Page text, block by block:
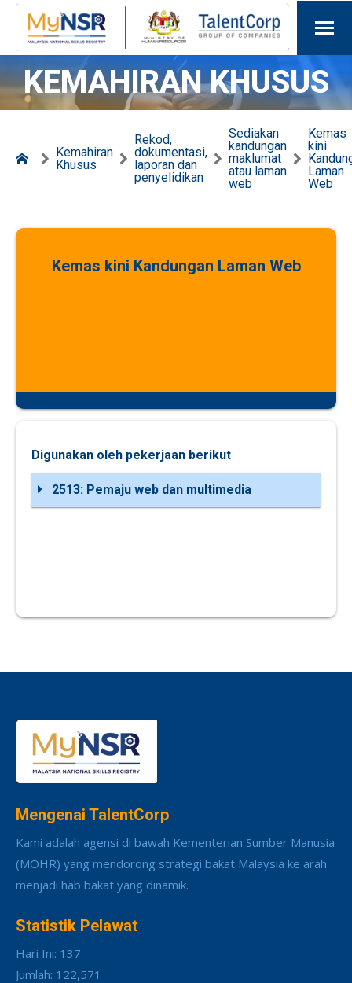
KEMAHIRAN KHUSUS
Kemahiran
Khusus
Rekod,
dokumentasi,
laporan dan
penyelidikan
Sediakan
kandungan
maklumat
atau laman
web
Kemas
kini
Laman
Web
Kemas kini Kandungan Laman Web
Digunakan oleh pekerjaan berikut
2513: Pemaju web dan multimedia
Mengenai TalentCorp
Kami adalah agensi di bawah Kementerian Sumber Manusia
(MOHR) yang mendorong strategi bakat Malaysia ke arah
menjadi hab bakat yang dinamik.
Statistik Pelawat
Hari Ini: 137
Jumlah: 122,571